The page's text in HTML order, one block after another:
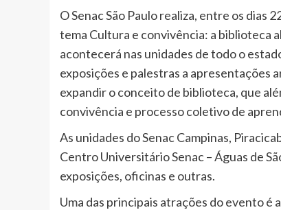
O Senac São Paulo realiza, entre os dias
tema Cultura e convivência: a biblioteca
acontecerá nas unidades de todo o
exposições e palestras a apresentações
expandir o conceito de biblioteca, que
convivência e processo coletivo de
As unidades do Senac Campinas,
Centro Universitário Senac – Águas de
exposições, oficinas e outras.
Uma das principais atrações do evento é a